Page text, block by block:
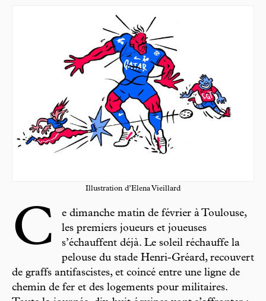
Illustration d’Elena Vieillard
C
e dimanche matin de février à Toulouse,
les premiers joueurs et joueuses
s’échauffent déjà. Le soleil réchauffe la
pelouse du stade Henri-Gréard, recouvert
de graffs antifascistes, et coincé entre une ligne de
chemin de fer et des logements pour militaires.